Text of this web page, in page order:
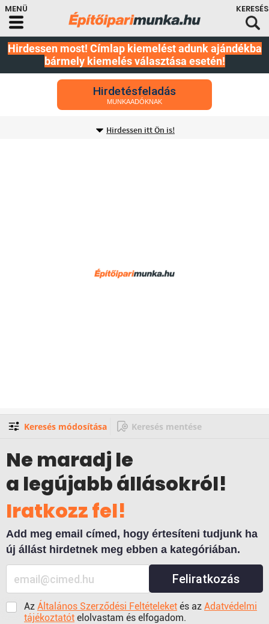
Hirdessen most! Címlap kiemelést adunk ajándékba
bármely kiemelés választása esetén!
Hirdetésfeladás
MUNKAADÓKNAK
Hirdessen itt Ön is!
Keresés módosítása Keresés mentése
Ne maradj le
a legújabb állásokról!
Iratkozz fel!
Add meg email címed, hogy értesíteni tudjunk ha
új állást hirdetnek meg ebben a kategóriában.
Feliratkozás
Az Általános Szerződési Feltételeket és az Adatvédelmi
tájékoztatót elolvastam és elfogadom.